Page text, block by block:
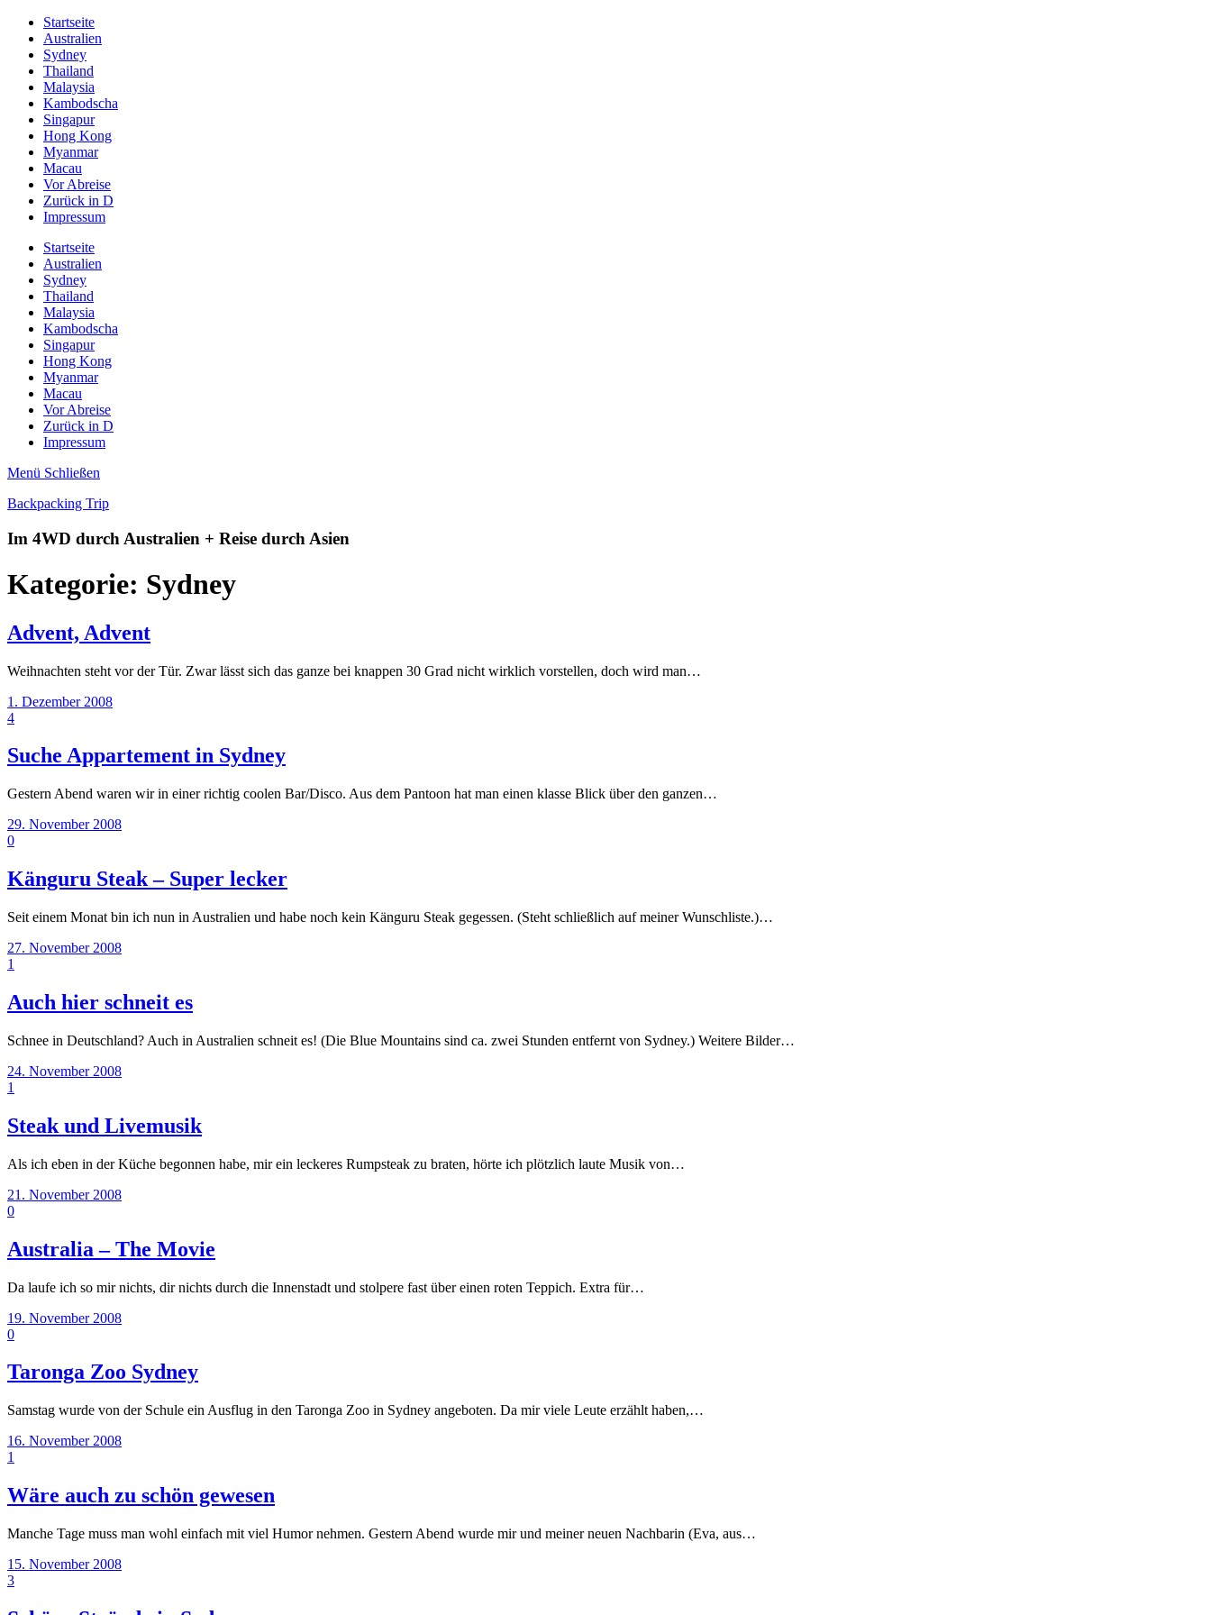
Startseite
Australien
Sydney
Thailand
Malaysia
Kambodscha
Singapur
Hong Kong
Myanmar
Macau
Vor Abreise
Zurück in D
Impressum
Startseite
Australien
Sydney
Thailand
Malaysia
Kambodscha
Singapur
Hong Kong
Myanmar
Macau
Vor Abreise
Zurück in D
Impressum
Menü Schließen
Backpacking Trip
Im 4WD durch Australien + Reise durch Asien
Kategorie: Sydney
Advent, Advent
Weihnachten steht vor der Tür. Zwar lässt sich das ganze bei knappen 30 Grad nicht wirklich vorstellen, doch wird man…
1. Dezember 2008
4
Suche Appartement in Sydney
Gestern Abend waren wir in einer richtig coolen Bar/Disco. Aus dem Pantoon hat man einen klasse Blick über den ganzen…
29. November 2008
0
Känguru Steak – Super lecker
Seit einem Monat bin ich nun in Australien und habe noch kein Känguru Steak gegessen. (Steht schließlich auf meiner Wunschliste.)…
27. November 2008
1
Auch hier schneit es
Schnee in Deutschland? Auch in Australien schneit es! (Die Blue Mountains sind ca. zwei Stunden entfernt von Sydney.) Weitere Bilder…
24. November 2008
1
Steak und Livemusik
Als ich eben in der Küche begonnen habe, mir ein leckeres Rumpsteak zu braten, hörte ich plötzlich laute Musik von…
21. November 2008
0
Australia – The Movie
Da laufe ich so mir nichts, dir nichts durch die Innenstadt und stolpere fast über einen roten Teppich. Extra für…
19. November 2008
0
Taronga Zoo Sydney
Samstag wurde von der Schule ein Ausflug in den Taronga Zoo in Sydney angeboten. Da mir viele Leute erzählt haben,…
16. November 2008
1
Wäre auch zu schön gewesen
Manche Tage muss man wohl einfach mit viel Humor nehmen. Gestern Abend wurde mir und meiner neuen Nachbarin (Eva, aus…
15. November 2008
3